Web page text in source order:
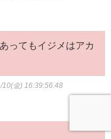
ってもイジメはアカ
10(金) 16:39:56.48